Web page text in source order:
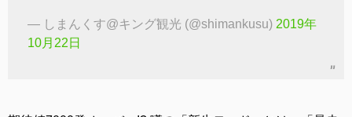
— しまんくす@キング観光 (@shimankusu) 2019年
10月22日